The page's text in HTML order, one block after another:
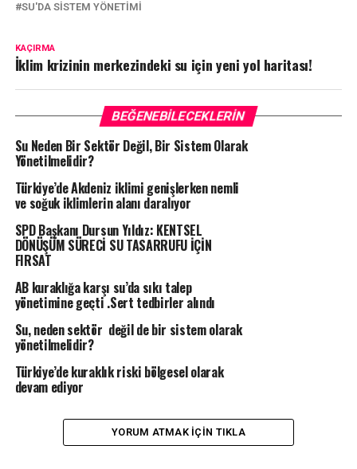
SU'DA SISTEM YÖNETIMI
KAÇIRMA
İklim krizinin merkezindeki su için yeni yol haritası!
BEĞENEBILECEKLERIN
Su Neden Bir Sektör Değil, Bir Sistem Olarak
Yönetilmelidir?
Türkiye’de Akdeniz iklimi genişlerken nemli
ve soğuk iklimlerin alanı daralıyor
SPD Başkanı Dursun Yıldız: KENTSEL
DÖNÜŞÜM SÜRECİ SU TASARRUFU İÇİN
FIRSAT
AB kuraklığa karşı su’da sıkı talep
yönetimine geçti .Sert tedbirler alındı
Su, neden sektör değil de bir sistem olarak
yönetilmelidir?
Türkiye’de kuraklık riski bölgesel olarak
devam ediyor
YORUM ATMAK IÇIN TIKLA